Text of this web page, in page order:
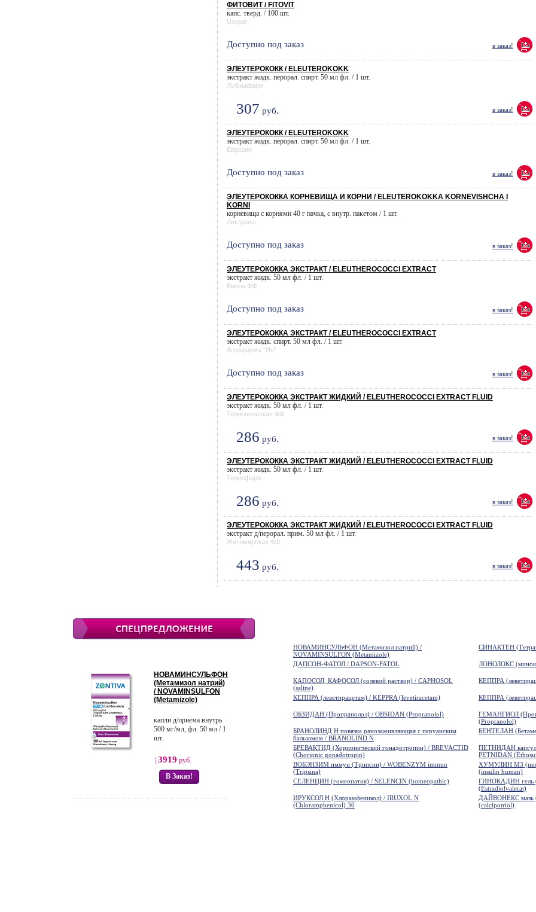
ФИТОВИТ / FITOVIT
капс. тверд. / 100 шт.
Unique
Доступно под заказ в заказ!
ЭЛЕУТЕРОКОКК / ELEUTEROKOKK
экстракт жидк. перорал. спирт. 50 мл фл. / 1 шт.
Лубныфарм
307 руб. в заказ!
ЭЛЕУТЕРОКОКК / ELEUTEROKOKK
экстракт жидк. перорал. спирт. 50 мл фл. / 1 шт.
Евразия
Доступно под заказ в заказ!
ЭЛЕУТЕРОКОККА КОРНЕВИЩА И КОРНИ / ELEUTEROKOKKA KORNEVISHCHA I
KORNI
корневища с корнями 40 г пачка, с внутр. пакетом / 1 шт.
Лектравы
Доступно под заказ в заказ!
ЭЛЕУТЕРОКОККА ЭКСТРАКТ / ELEUTHEROCOCCI EXTRACT
экстракт жидк. 50 мл фл. / 1 шт.
Виола ФФ
Доступно под заказ в заказ!
ЭЛЕУТЕРОКОККА ЭКСТРАКТ / ELEUTHEROCOCCI EXTRACT
экстракт жидк. спирт. 50 мл фл. / 1 шт.
Агрофирма "Ян"
Доступно под заказ в заказ!
ЭЛЕУТЕРОКОККА ЭКСТРАКТ ЖИДКИЙ / ELEUTHEROCOCCI EXTRACT FLUID
экстракт жидк. 50 мл фл. / 1 шт.
Тернопольская ФФ
286 руб. в заказ!
ЭЛЕУТЕРОКОККА ЭКСТРАКТ ЖИДКИЙ / ELEUTHEROCOCCI EXTRACT FLUID
экстракт жидк. 50 мл фл. / 1 шт.
Тернофарм
286 руб. в заказ!
ЭЛЕУТЕРОКОККА ЭКСТРАКТ ЖИДКИЙ / ELEUTHEROCOCCI EXTRACT FLUID
экстракт д/перорал. прим. 50 мл фл. / 1 шт.
Житомирская ФФ
443 руб. в заказ!
НОВАМИНСУЛЬФОН
(Метамизол натрий)
/ NOVAMINSULFON
(Metamizole)
капли д/приема внутрь
500 мг/мл, фл. 50 мл / 1
шт.
3919 руб.
В Заказ!
НОВАМИНСУЛЬФОН (Метамизол натрий) /
NOVAMINSULFON (Metamizole)
СИНАКТЕН
ДАПСОН-ФАТОЛ / DAPSON-FATOL ЛОНОЛОКС
КАПОСОЛ, КАФОСОЛ (солевой раствор) / CAPHOSOL
(saline)
КЕППРА
КЕППРА (леветирацетам) / KEPPRA (levetiracetam) КЕППРА
ОБЗИДАН (Пропранолол) / OBSIDAN (Propranolol)
ГЕМАНГИОЛ
(Propranolol)
БРАНОЛИНД Н повязка ранозаживляющая с перуанским
бальзамом / BRANOLIND N
БЕНТЕЛАН
БРЕВАКТИД (Хорионический гонадотропин) / BREVACTID
(Chorionic gonadotropin)
ПЕТНИДАН
PETNIDAN
ВОБЭНЗИМ иммун (Трипсин) / WOBENZYM immun
(Tripsina)
ХУМУЛИН М3
(insulin human)
СЕЛЕНЦИН (гомеопатия) / SELENCIN (homeopathic)
ГИНОКАДИН гель
(Estradiolvalerat)
ИРУКСОЛ Н (Хлорамфеникол) / IRUXOL N
(Chloramphenicol) 30
ДАЙВОНЕКС мазь
(calcipotriol)